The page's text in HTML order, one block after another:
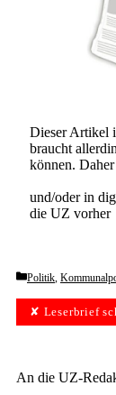
Dieser Artikel
braucht
können.
und/oder in
die UZ vorher
Categories
Politik,
✘ Leserbrief
An die UZ-